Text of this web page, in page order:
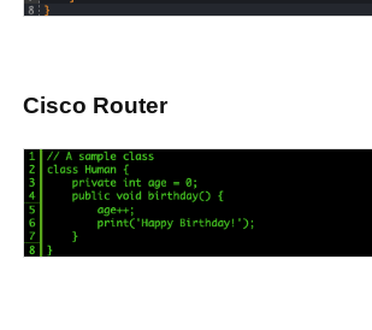
Cisco Router